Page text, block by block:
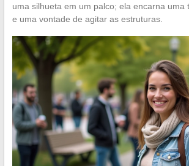
uma silhueta em um palco; ela encarna uma
e uma vontade de agitar as estruturas.